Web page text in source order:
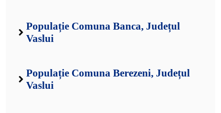
Populație Comuna Banca, Județul
Vaslui
Populație Comuna Berezeni, Județul
Vaslui